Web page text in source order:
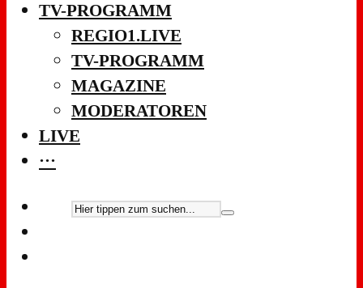
TV-PROGRAMM
REGIO1.LIVE
TV-PROGRAMM
MAGAZINE
MODERATOREN
LIVE
···